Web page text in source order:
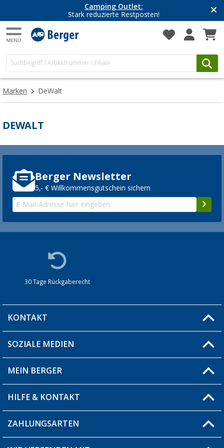
Camping Outlet:
Stark reduzierte Restposten!
Marken DeWalt
DEWALT
Berger Newsletter
5,- € Willkommensgutschein sichern
30 Tage Rückgaberecht
KONTAKT
Du hast eine Frage?
Filiale finden
SOZIALE MEDIEN
MEIN BERGER
Blog
Produkttester
HILFE & KONTAKT
Fragen & Antworten / FAQ
ZAHLUNGSARTEN